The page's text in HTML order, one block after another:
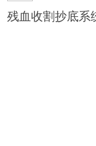
残血收割抄底系